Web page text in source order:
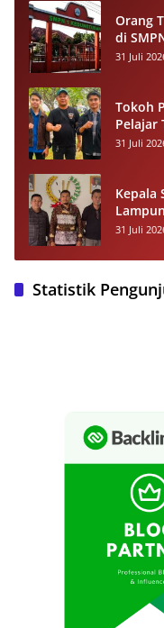
Orang
di
31 Juli
Tokoh
Pelajar
dan
31 Juli
Kepala
Dana
31 Juli
Statistik